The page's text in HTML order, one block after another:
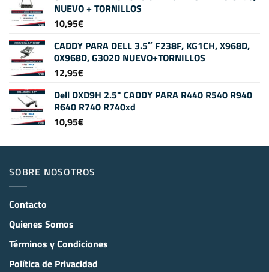
NUEVO + TORNILLOS
10,95€
CADDY PARA DELL 3.5″ F238F, KG1CH, X968D,
0X968D, G302D NUEVO+TORNILLOS
12,95€
Dell DXD9H 2.5" CADDY PARA R440 R540 R940
R640 R740 R740xd
10,95€
SOBRE NOSOTROS
Contacto
Quienes Somos
Términos y Condiciones
Política de Privacidad